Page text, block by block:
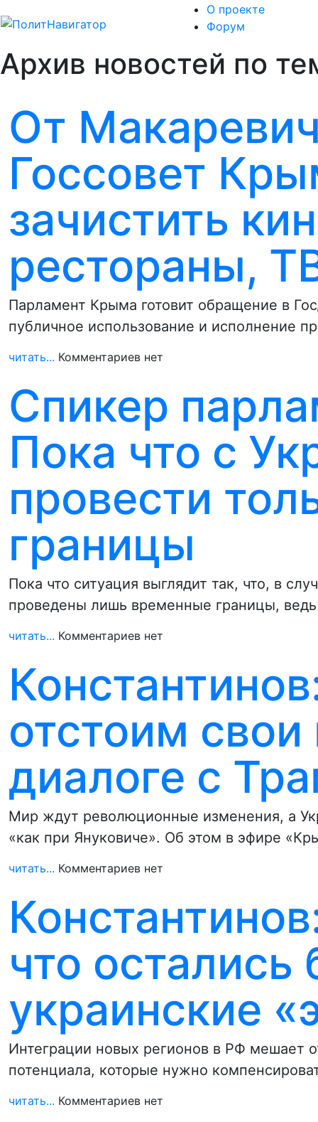
О проекте
Форум
Архив новостей по
От
Госсовет
зачистить
рестораны,
Парламент Крыма готовит обращение в
публичное использование и исполнение
читать... Комментариев нет
Спикер
Пока что с
провести
границы
Пока что ситуация выглядит так, что, в
проведены лишь временные границы, ведь
читать... Комментариев нет
отстоим
диалоге с
Мир ждут революционные изменения, а
«как при Януковиче». Об этом в эфире
читать... Комментариев нет
что
украинские
Интеграции новых регионов в РФ мешает
потенциала, которые нужно
читать... Комментариев нет